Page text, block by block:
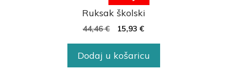
Ruksak školski
44,46€ 15,93 €
Dodaj u košaricu